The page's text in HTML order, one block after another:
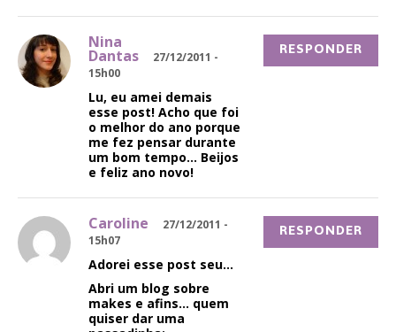
Nina
Dantas
27/12/2011 -
15h00
Lu, eu amei demais
esse post! Acho que foi
o melhor do ano porque
me fez pensar durante
um bom tempo… Beijos
e feliz ano novo!
RESPONDER
Caroline
27/12/2011 -
15h07
Adorei esse post seu…
Abri um blog sobre
makes e afins… quem
quiser dar uma
RESPONDER